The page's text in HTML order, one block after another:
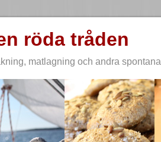
röda tråden
matlagning och andra